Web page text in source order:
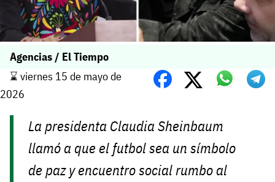
Agencias / El Tiempo
⌛️ viernes 15 de mayo de
2026
La presidenta Claudia Sheinbaum
llamó a que el futbol sea un símbolo
de paz y encuentro social rumbo al